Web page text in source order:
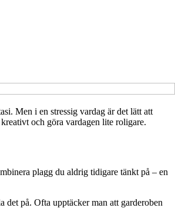
Men i en stressig vardag är det lätt att
och göra vardagen lite roligare.
plagg du aldrig tidigare tänkt på – en
det på. Ofta upptäcker man att garderoben